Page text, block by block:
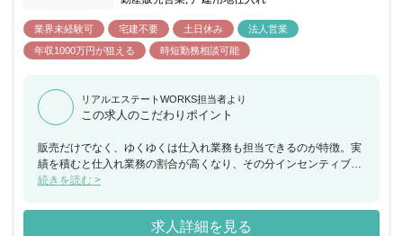
業界未経験可 宅建不要 土日休み
法人営業
年収1000万円が狙える
時短勤務相談可能
リアルエステートWORKS担当者より
この求人のこだわりポイント
販売だけでなく、ゆくゆくは仕入れ業務も担当できるのが特徴。実
績を積むと仕入れ業務の割合が高くなり、その分インセンティブも
高くなります！
続きを読む >
求人詳細を見る